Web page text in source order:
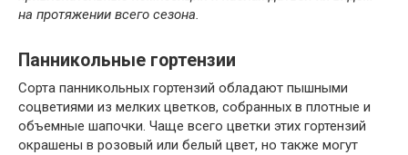
на протяжении всего сезона.
Панникольные гортензии
Сорта панникольных гортензий обладают пышными
соцветиями из мелких цветков, собранных в плотные и
объемные шапочки. Чаще всего цветки этих гортензий
окрашены в розовый или белый цвет, но также могут